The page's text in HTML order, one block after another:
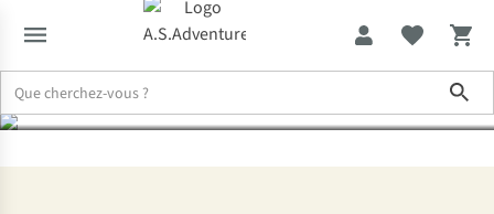
ski et le snowboard